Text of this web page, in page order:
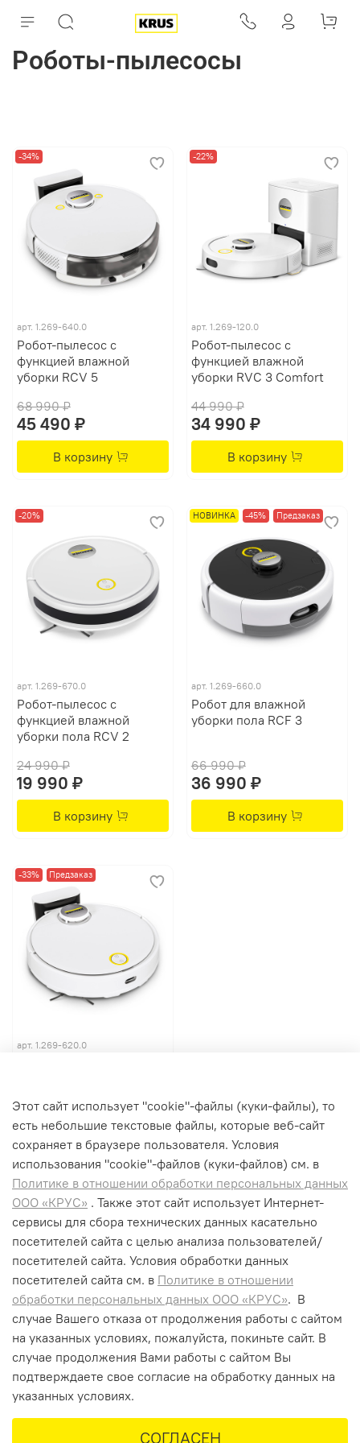
Роботы-пылесосы
-34%
арт. 1.269-640.0
Робот-пылесос с
функцией влажной
уборки RCV 5
68 990 ₽
45 490 ₽
В корзину
-22%
арт. 1.269-120.0
Робот-пылесос с
функцией влажной
уборки RVC 3 Comfort
44 990 ₽
34 990 ₽
В корзину
-20%
арт. 1.269-670.0
Робот-пылесос с
функцией влажной
уборки пола RCV 2
24 990 ₽
19 990 ₽
В корзину
НОВИНКА -45% Предзаказ
арт. 1.269-660.0
Робот для влажной
уборки пола RCF 3
66 990 ₽
36 990 ₽
В корзину
-33% Предзаказ
арт. 1.269-620.0
44 990 ₽
29 990 ₽
+7 (495) 662-99-75
info@krus-group.ru
Этот сайт использует "cookie"-файлы (куки-файлы), то
есть небольшие текстовые файлы, которые веб-сайт
сохраняет в браузере пользователя. Условия
использования "cookiе"-файлов (куки-файлов) см. в
Политике в отношении обработки персональных данных
ООО «КРУС» . Также этот сайт использует Интернет-
сервисы для сбора технических данных касательно
посетителей сайта с целью анализа пользователей/
посетителей сайта. Условия обработки данных
посетителей сайта см. в Политике в отношении
обработки персональных данных ООО «КРУС». В
случае Вашего отказа от продолжения работы с сайтом
на указанных условиях, пожалуйста, покиньте сайт. В
случае продолжения Вами работы с сайтом Вы
подтверждаете свое согласие на обработку данных на
указанных условиях.
СОГЛАСЕН